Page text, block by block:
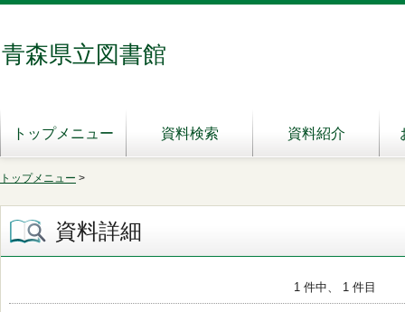
青森県立図書館
トップメニュー 資料検索 資料紹介
トップメニュー >
資料詳細
1 件中、 1 件目